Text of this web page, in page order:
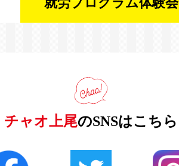
チャオ上尾のSNSはこちら